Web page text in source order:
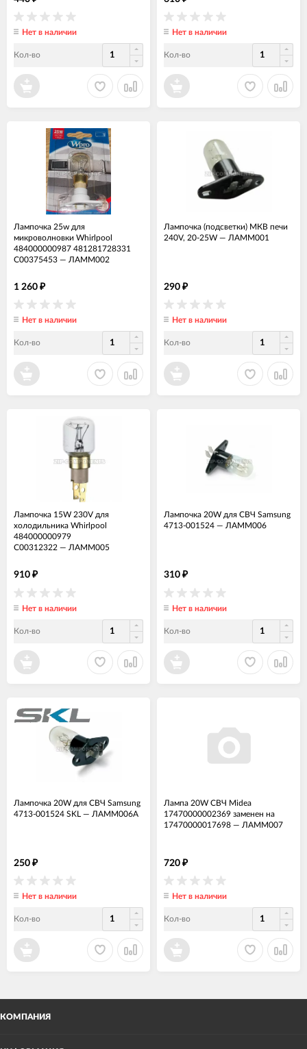
Нет в наличии
Кол-во
Нет в наличии
Кол-во
Лампочка 25w для
микроволновки Whirlpool
484000000987 481281728331
C00375453 — ЛАММ002
1 260 ₽
Нет в наличии
Кол-во
Лампочка (подсветки) МКВ печи
240V, 20-25W — ЛАММ001
290 ₽
Нет в наличии
Кол-во
Лампочка 15W 230V для
холодильника Whirlpool
484000000979
C00312322 — ЛАММ005
910 ₽
Нет в наличии
Кол-во
Лампочка 20W для СВЧ Samsung
4713-001524 — ЛАММ006
310 ₽
Нет в наличии
Кол-во
Лампочка 20W для СВЧ Samsung
4713-001524 SKL — ЛАММ006А
250 ₽
Нет в наличии
Кол-во
Лампа 20W СВЧ Midea
17470000002369 заменен на
17470000017698 — ЛАММ007
720 ₽
Нет в наличии
Кол-во
КОМПАНИЯ